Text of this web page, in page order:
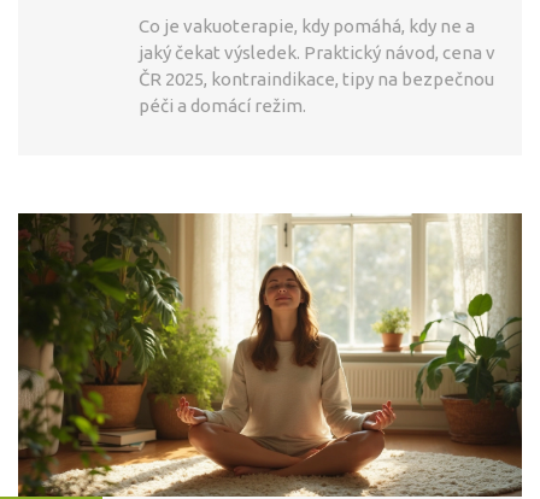
Co je vakuoterapie, kdy pomáhá, kdy ne a
jaký čekat výsledek. Praktický návod, cena v
ČR 2025, kontraindikace, tipy na bezpečnou
péči a domácí režim.